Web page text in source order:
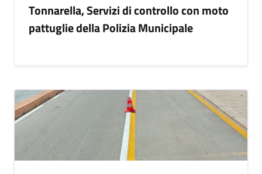
Tonnarella, Servizi di controllo con moto
pattuglie della Polizia Municipale